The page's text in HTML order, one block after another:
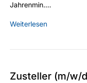
Jahrenmin.…
Weiterlesen
Zusteller (m/w/